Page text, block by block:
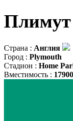
Страна : Англия
Город : Plymouth
Стадион : Home
Вместимость : 17900